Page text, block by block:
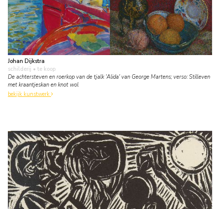
Johan Dijkstra
schilderij • te koop
De achtersteven en roerkop van de tjalk 'Alida' van George Martens; verso: Stilleven
met kraantjeskan en knot wol
bekijk kunstwerk